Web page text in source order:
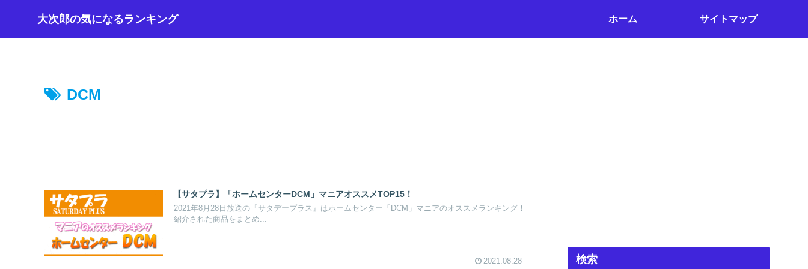
大次郎の気になるランキング ホーム サイトマップ
DCM
【サタプラ】「ホームセンターDCM」マニアオススメTOP15！
2021年8月28日放送の『サタデープラス』はホームセンター「DCM」マニアのオススメランキング！
紹介された商品をまとめ...
2021.08.28 検索